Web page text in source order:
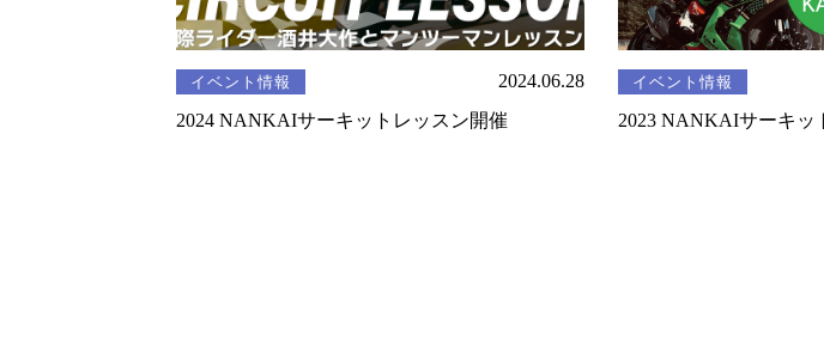
イベント情報
2024.06.28
2024 NANKAIサーキットレッスン開催
イベント情報
2023 NANKAIサーキッ